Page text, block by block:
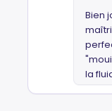
Bien
la